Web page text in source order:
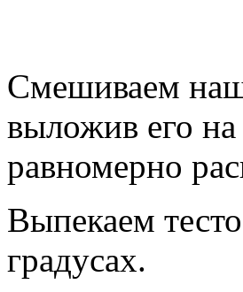
Смешиваем
выложив его
равномерно
Выпекаем
градусах.